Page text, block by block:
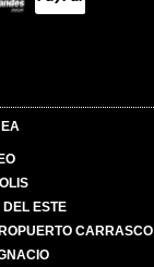
DEL ESTE
CARRASCO